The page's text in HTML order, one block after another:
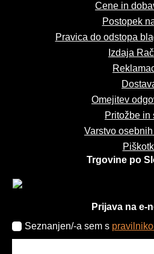
Cene in
Postopek
Pravica do odstopa
Izdaja
Omejitev
Pritožbe in
Varstvo
Trgovine po
Prijava na e-
Seznanjen/-a sem s